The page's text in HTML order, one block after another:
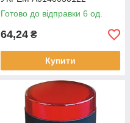
Готово до відправки 6 од.
64,24 ₴
Купити